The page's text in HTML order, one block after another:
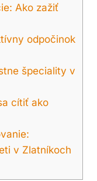
Ako ⁢zažiť‌
odpočinok
špeciality v
cítiť ako
v Zlatníkoch